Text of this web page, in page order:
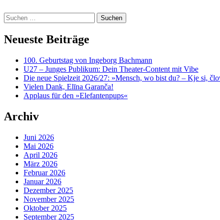
Suchen
nach:
Neueste Beiträge
100. Geburtstag von Ingeborg Bachmann
U27 – Junges Publikum: Dein Theater-Content mit Vibe
Die neue Spielzeit 2026/27: »Mensch, wo bist du? – Kje si,
Vielen Dank, Elīna Garanča!
Applaus für den »Elefantenpups«
Archiv
Juni 2026
Mai 2026
April 2026
März 2026
Februar 2026
Januar 2026
Dezember 2025
November 2025
Oktober 2025
September 2025